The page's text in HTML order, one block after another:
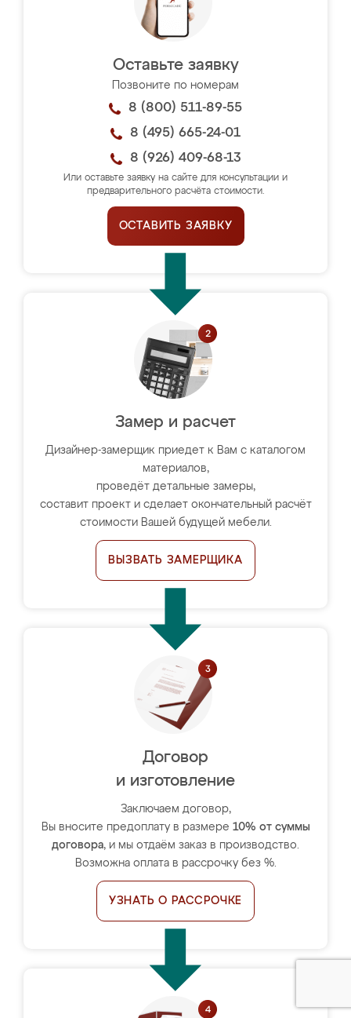
Оставьте заявку
Позвоните по номерам
8 (800) 511-89-55
8 (495) 665-24-01
8 (926) 409-68-13
Или оставьте заявку на сайте для консультации и
предварительного расчёта стоимости.
ОСТАВИТЬ ЗАЯВКУ
Замер и расчет
Дизайнер-замерщик приедет к Вам с каталогом
материалов,
проведёт детальные замеры,
составит проект и сделает окончательный расчёт
стоимости Вашей будущей мебели.
ВЫЗВАТЬ ЗАМЕРЩИКА
Договор
и изготовление
Заключаем договор,
Вы вносите предоплату в размере 10% от суммы
договора, и мы отдаём заказ в производство.
Возможна оплата в рассрочку без %.
УЗНАТЬ О РАССРОЧКЕ